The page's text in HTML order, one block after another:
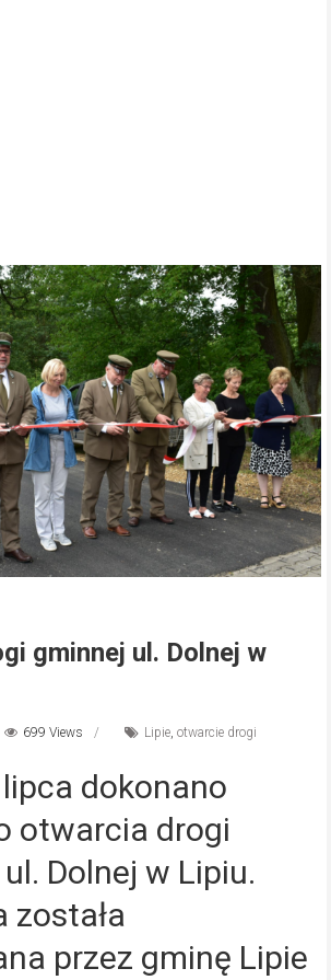
gminnej ul. Dolnej w
699 Views Lipie, otwarcie drogi
dokonano
otwarcia drogi
Dolnej w Lipiu.
została
przez gminę Lipie